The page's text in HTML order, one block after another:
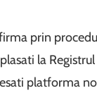
prin
la
platforma